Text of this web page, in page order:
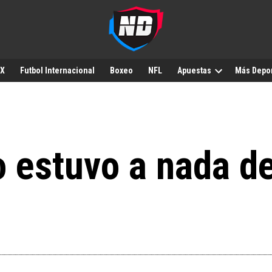
Futbol Internacional Boxeo NFL Apuestas Más
estuvo a nada